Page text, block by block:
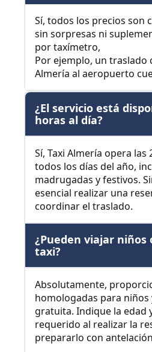
Sí, todos los precios son
sin sorpresas ni
por taxímetro,
Por ejemplo, un traslado
Almería al aeropuerto
¿El servicio está
horas al día?
Sí, Taxi Almería opera las
todos los días del año,
madrugadas y festivos.
esencial realizar una
coordinar el traslado.
¿Pueden viajar niños
taxi?
Absolutamente,
homologadas para
gratuita. Indique la edad
requerido al realizar la
prepararlo con